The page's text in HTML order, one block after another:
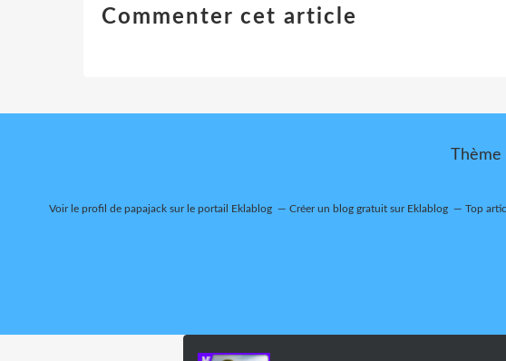
Commenter cet article
Voir le profil de papajack sur le portail Eklablog Créer un blog gratuit sur Eklablog Top